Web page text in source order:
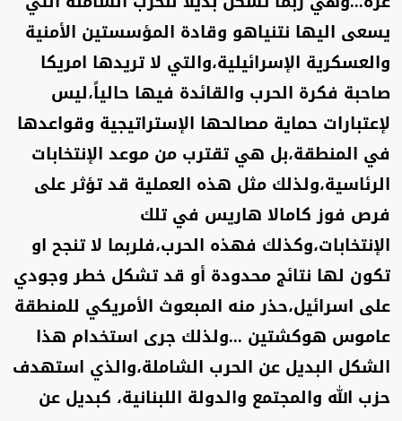
يسعى اليها نتنياهو وقادة المؤسستين الأمنية
والعسكرية الإسرائيلية،والتي لا تريدها امريكا
صاحبة فكرة الحرب والقائدة فيها حالياً،ليس
لإعتبارات حماية مصالحها الإستراتيجية وقواعدها
في المنطقة،بل هي تقترب من موعد الإنتخابات
الرئاسية،ولذلك مثل هذه العملية قد تؤثر على
فرص فوز كامالا هاريس في تلك
الإنتخابات،وكذلك فهذه الحرب،فلربما لا تنجح او
تكون لها نتائج محدودة أو قد تشكل خطر وجودي
على اسرائيل،حذر منه المبعوث الأمريكي للمنطقة
عاموس هوكشتين ...ولذلك جرى استخدام هذا
الشكل البديل عن الحرب الشاملة،والذي استهدف
حزب الله والمجتمع والدولة اللبنانية، كبديل عن